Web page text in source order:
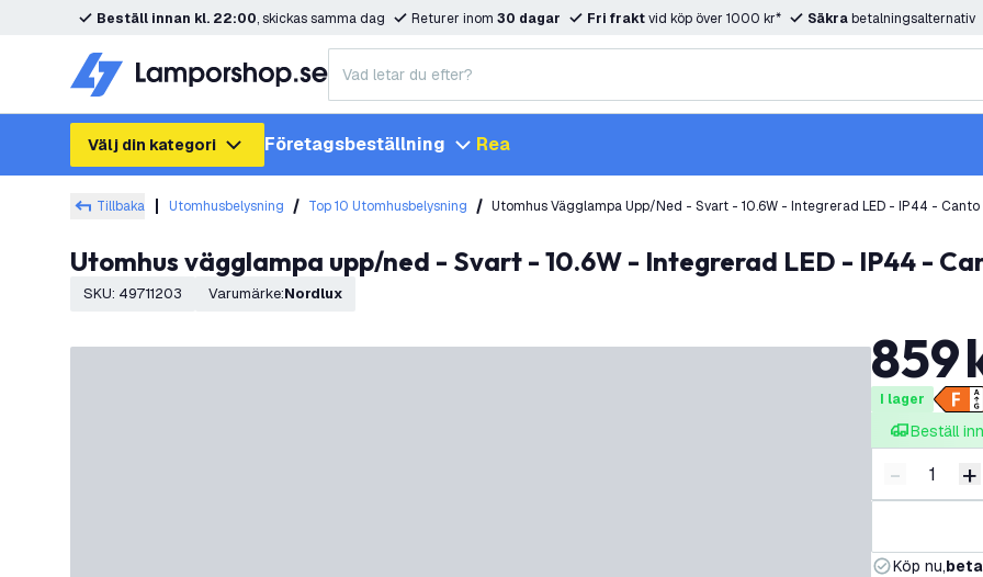
Beställ innan kl. 22:00, skickas samma dag Returer inom 30 dagar Fri fraktvid köp över 1000 kr* Säkrabetalningsalternativ
Välj din kategori Företagsbeställning Rea
Tillbaka Utomhusbelysning Top 10 Utomhusbelysning Utomhus Vägglampa Upp/ned - Svart - 10.6W - Integrerad LED - IP44 - Canto
Utomhus vägglampa upp/ned - Svart - 10.6W - Integrerad LED - IP44 -
SKU: 49711203 Varumärke: Nordlux
859
I lager
Beställ
Minska
- +
Köp nu,